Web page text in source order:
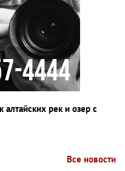
рек и озер с
Все новости